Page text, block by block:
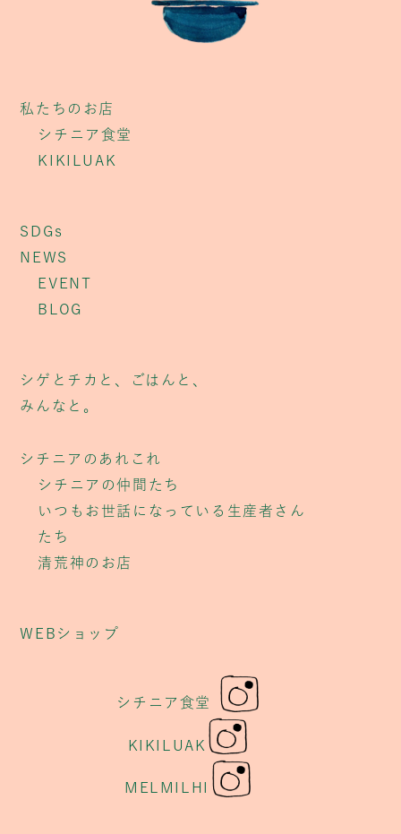
私たちのお店
シチニア食堂
KIKILUAK
SDGs
NEWS
EVENT
BLOG
シゲとチカと、ごはんと、
みんなと。
シチニアのあれこれ
シチニアの仲間たち
いつもお世話になっている生産者さん
たち
清荒神のお店
WEBショップ
シチニア食堂
KIKILUAK
MELMILHI